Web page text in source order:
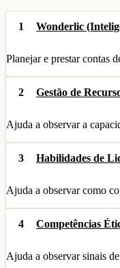
1 Wonderlic
Planejar e prestar contas
2 Gestão de
Ajuda a observar a
3 Habilidades de
Ajuda a observar como
4 Competências
Ajuda a observar sinais